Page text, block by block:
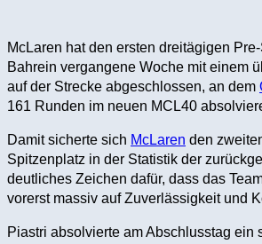
McLaren hat den ersten dreitägigen
Bahrein vergangene Woche mit einem
auf der Strecke abgeschlossen, an dem
161 Runden im neuen MCL40
Damit sicherte sich McLaren den
Spitzenplatz in der Statistik der
deutliches Zeichen dafür, dass das
vorerst massiv auf Zuverlässigkeit und
Piastri absolvierte am Abschlusstag ein